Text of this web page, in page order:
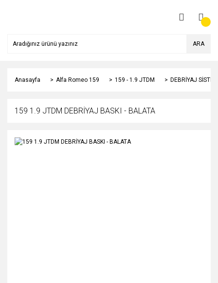
ARA
Anasayfa Alfa Romeo 159 159 - 1.9 JTDM DEBRİYAJ
159 1.9 JTDM DEBRİYAJ BASKI - BALATA